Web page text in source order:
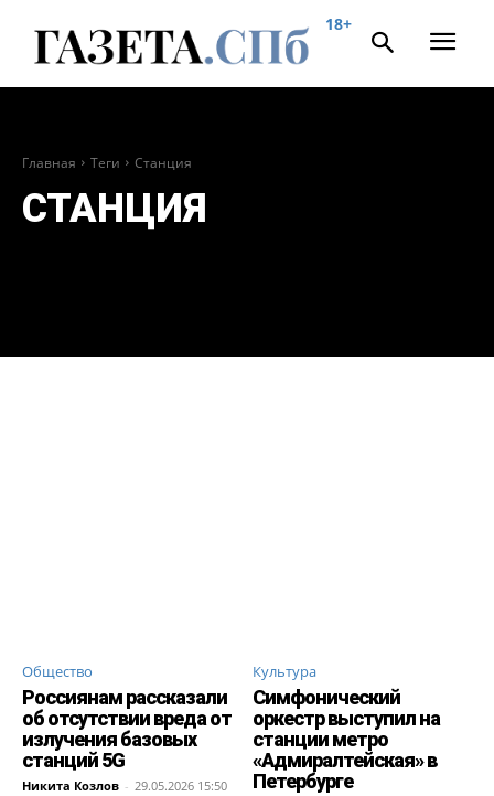
18+
Главная Теги Станция
СТАНЦИЯ
Общество
Россиянам рассказали
об отсутствии вреда от
излучения базовых
станций 5G
Никита Козлов - 29.05.2026 15:50
Культура
Симфонический
оркестр выступил на
станции метро
«Адмиралтейская» в
Петербурге